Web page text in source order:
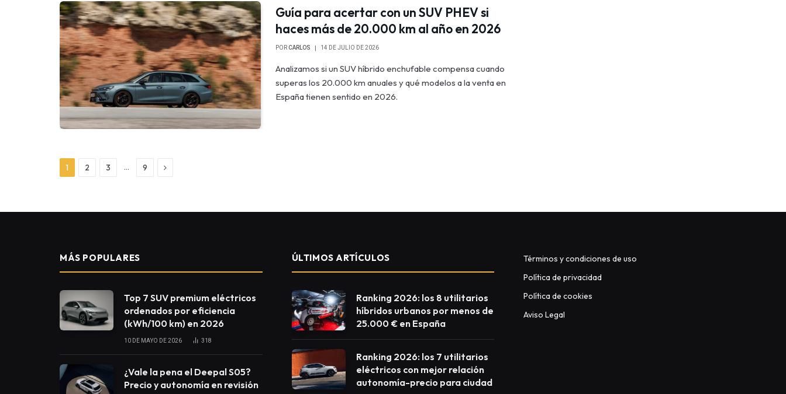
Guía para acertar con un SUV PHEV si
haces más de 20.000 km al año en 2026
PORCARLOS 14 DE JULIO DE 2026
Analizamos si un SUV híbrido enchufable compensa cuando
superas los 20.000 km anuales y qué modelos a la venta en
España tienen sentido en 2026.
1 2 3 … 9 Next
MÁS POPULARES
Top 7 SUV premium eléctricos
ordenados por eficiencia
(kWh/100 km) en 2026
10 DE MAYO DE 2026 318
¿Vale la pena el Deepal S05?
Precio y autonomía en revisión
ÚLTIMOS ARTÍCULOS
Ranking 2026: los 8 utilitarios
híbridos urbanos por menos de
25.000 € en España
Ranking 2026: los 7 utilitarios
eléctricos con mejor relación
autonomía-precio para ciudad
Términos y condiciones de uso
Política de privacidad
Política de cookies
Aviso Legal